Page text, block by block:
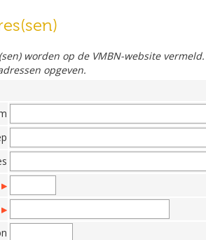
worden op de VMBN-website
opgeven.